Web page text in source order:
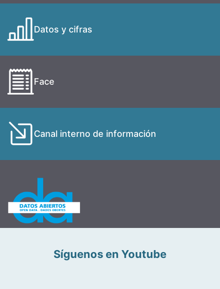
Datos y cifras
Face
Canal interno de información
Síguenos en Youtube